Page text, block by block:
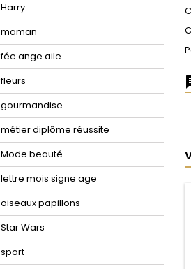
Harry
maman
fée ange aile
fleurs
gourmandise
métier diplôme réussite
Mode beauté
lettre mois signe age
oiseaux papillons
Star Wars
sport